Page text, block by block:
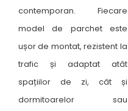
contemporan. Fiecare
model de parchet este
ușor de montat, rezistent la
trafic și adaptat atât
spațiilor de zi, cât și
dormitoarelor sau